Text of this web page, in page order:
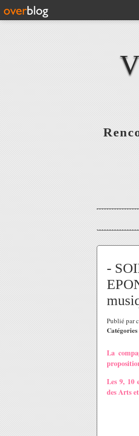
-
Publié par
Catégories
La
Les 9, 10
des Arts